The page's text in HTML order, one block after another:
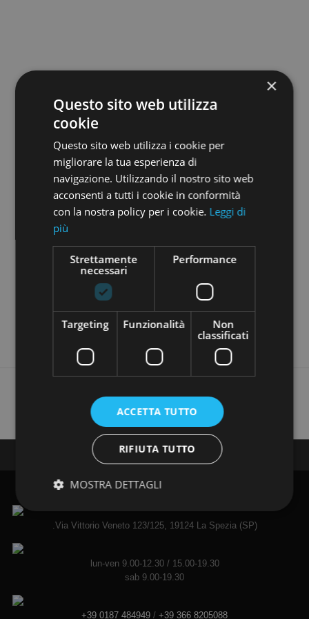
euro 90.000
AP 300-110
La spezia Pieve
Locali: 2 Bagni: 1 m : 62
DETTAGLI
Seguici su:
.Via Vittorio Veneto 123/125, 19124 La Spezia (SP)
lun-ven 9.00-12.30 / 15.00-19.30
sab 9.00-19.30
+39 0187 484949 / +39 366 8205088
×
Questo sito web utilizza
cookie
Questo sito web utilizza i cookie per
migliorare la tua esperienza di
navigazione. Utilizzando il nostro sito web
acconsenti a tutti i cookie in conformità
con la nostra policy per i cookie. Leggi di
più
Strettamente
necessari
Performance
Targeting Funzionalità
Non
classificati
ACCETTA TUTTO
RIFIUTA TUTTO
MOSTRA DETTAGLI